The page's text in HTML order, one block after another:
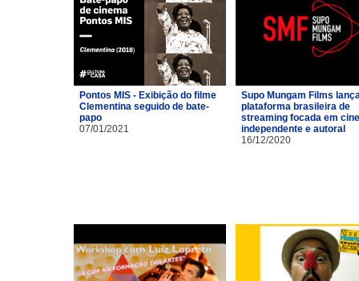
Pontos MIS - Exibição do filme
Clementina seguido de bate-
papo
07/01/2021
Supo Mungam Films
plataforma brasileira de
streaming focada em
independente e autoral
16/12/2020